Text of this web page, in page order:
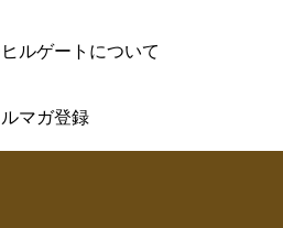
ルゲートについて
ルマガ登録